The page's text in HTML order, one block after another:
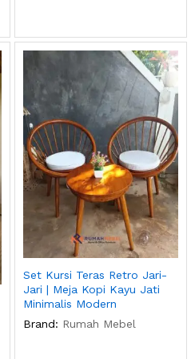
Set Kursi Teras Retro Jari-
Jari | Meja Kopi Kayu Jati
Minimalis Modern
Brand: Rumah Mebel